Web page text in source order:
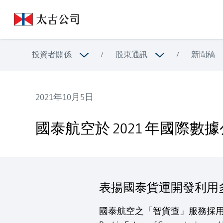
投資者關係 / 股東通訊 / 新聞稿
2021年10月5日
國泰航空於 2021 年國際數
表揚國泰貨運開發利
國泰航空之「智貨查」服務採